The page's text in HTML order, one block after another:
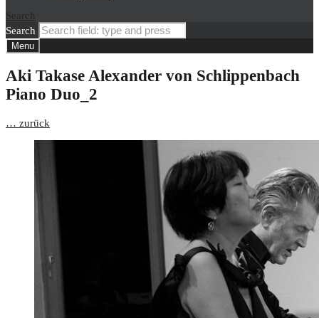
Search
Search
Menu
Aki Takase Alexander von Schlippenbach
Piano Duo_2
… zurück